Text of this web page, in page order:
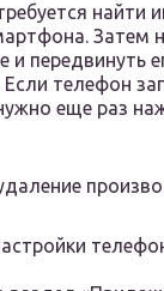
найти
Затем
и передвинуть
телефон
еще раз